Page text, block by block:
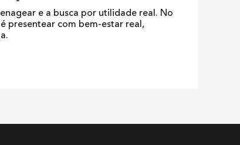
e a busca por utilidade real. No
presentear com bem-estar real,